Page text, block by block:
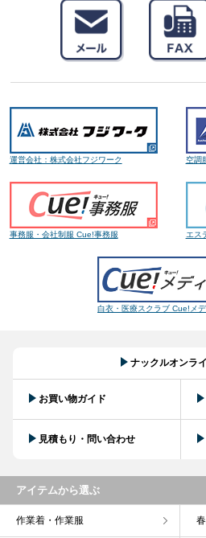
運営会社：株式会社フジワーク 空調
事務服・会社制服 Cue!事務服 エス
白衣・医療スクラブ Cue!メ
ナックルオンラ
お買い物ガイド
見積もり・問い合わせ
アイテムから選ぶ
作業着・作業服